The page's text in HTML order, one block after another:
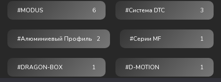
#MODUS 6 #Система DTC 3
#Алюминиевый Профиль 2 #серии MF 1
#DRAGON-BOX 1 #D-MOTION 1